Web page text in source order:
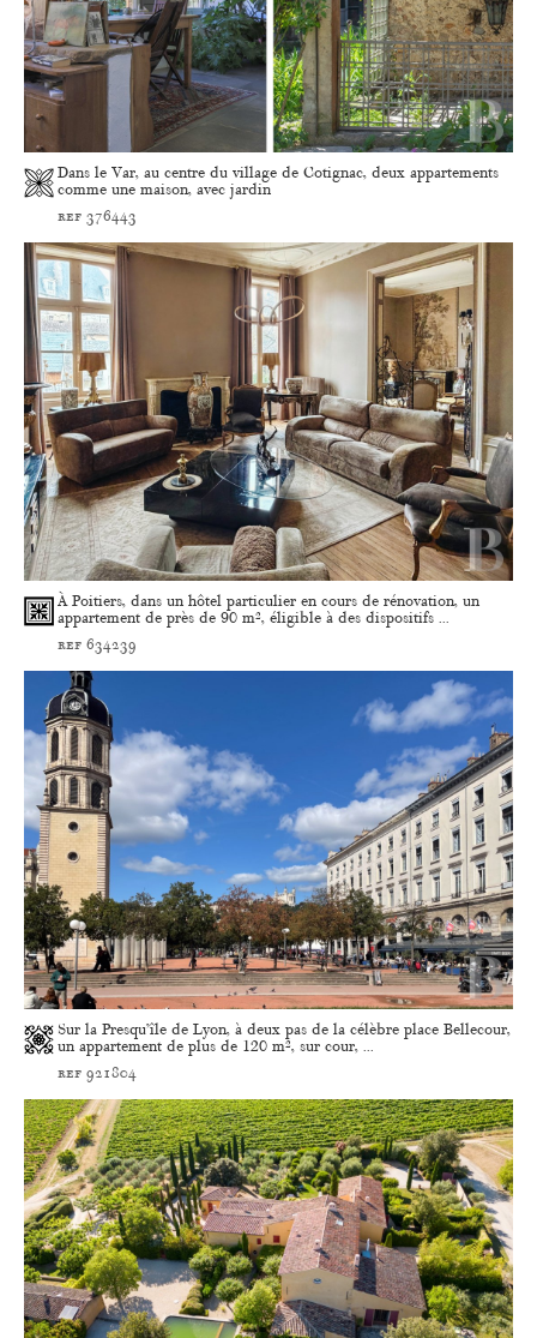
Dans le Var, au centre du village de Cotignac, deux appartements
comme une maison, avec jardin
ref 376443
À Poitiers, dans un hôtel particulier en cours de rénovation, un
appartement de près de 90 m², éligible à des dispositifs ...
ref 634239
Sur la Presqu’île de Lyon, à deux pas de la célèbre place Bellecour,
un appartement de plus de 120 m², sur cour, ...
ref 921804